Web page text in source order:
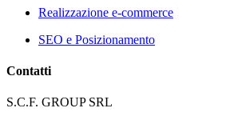
Realizzazione e-commerce
SEO e Posizionamento
Contatti
S.C.F. GROUP SRL